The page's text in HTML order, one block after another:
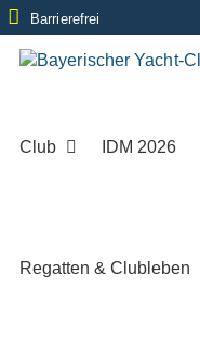
Zum
Inhalt
springen
Barrierefrei
Club IDM 2026
Regatten & Clubleben